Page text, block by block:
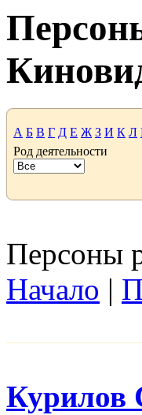
А Б В Г Д Е Ж З И К Л
Род деятельности
Персоны
Начало |
Курилов